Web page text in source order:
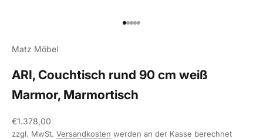
Gehe zu Element 1
Gehe zu Element 2
Gehe zu Element 3
Gehe zu Element 4
Gehe zu Element 5
Matz Möbel
ARI, Couchtisch rund 90 cm weiß
Marmor, Marmortisch
Angebot
€1.378,00
zzgl. MwSt. Versandkosten werden an der Kasse berechnet